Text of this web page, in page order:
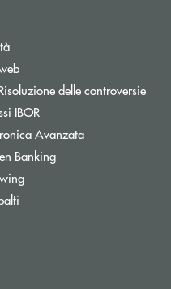
delle controversie
IBORApre una nuova finestra
Avanzata
BankingApre una nuova finestra